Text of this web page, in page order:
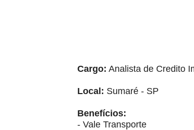
Cargo: Analista de Credito
Local: Sumaré - SP
Benefícios:
- Vale Transporte